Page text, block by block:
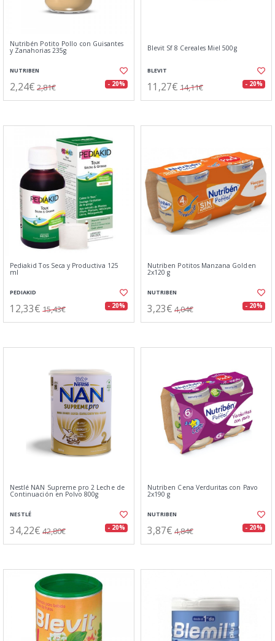
Nutribén Potito Pollo con Guisantes
y Zanahorias 235g
NUTRIBEN
2,24€ 2,81€ - 20%
Blevit Sf 8 Cereales Miel 500g
BLEVIT
11,27€ 14,11€ - 20%
Pediakid Tos Seca y Productiva 125
ml
PEDIAKID
12,33€ 15,43€ - 20%
Nutriben Potitos Manzana Golden
2x120 g
NUTRIBEN
3,23€ 4,04€ - 20%
Nestlé NAN Supreme pro 2 Leche de
Continuación en Polvo 800g
NESTLÉ
34,22€ 42,80€ - 20%
Nutriben Cena Verduritas con Pavo
2x190 g
NUTRIBEN
3,87€ 4,84€ - 20%